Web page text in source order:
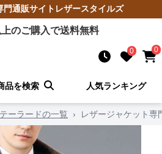
門通販サイト レザースタイルズ
のご購入で送料無料
0 0
品を検索 人気ランキング
テーラードの一覧 › レザージャケット専